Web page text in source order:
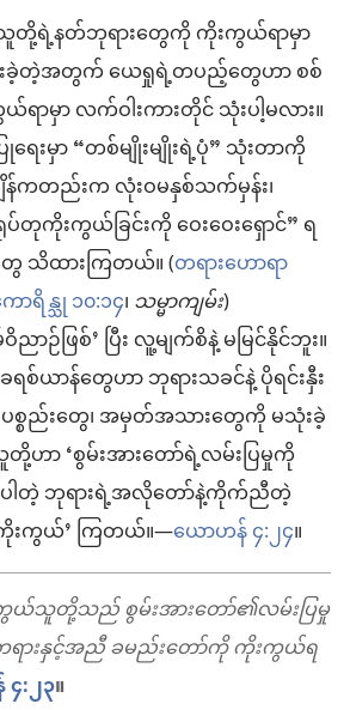
ရဲ့နတ်ဘုရားတွေကို ကိုးကွယ်ရာမှာ
းခဲ့တဲ့အတွက် ယေရှုရဲ့တပည့်တွေဟာ စစ်
ာမှာ လက်ဝါးကားတိုင် သုံးပါ့မလား။
ေးမှာ “တစ်မျိုးမျိုးရဲ့ပုံ” သုံးတာကို
န်ကတည်းက လုံးဝမနှစ်သက်မှန်း၊
တုကိုးကွယ်ခြင်းကို ဝေးဝေးရှောင်” ရ
သိထားကြတယ်။ (တရားဟောရာ
ာရိန္သု ၁၀:၁၄၊သမ္မာကျမ်း)
ာဉ်ဖြစ်’ ပြီး လူ့မျက်စိနဲ့ မမြင်နိုင်ဘူး။
ခရစ်ယာန်တွေဟာ ဘုရားသခင်နဲ့ ပိုရင်းနှီး
စ္စည်းတွေ၊ အမှတ်အသားတွေကို မသုံးခဲ့
ဟာ ‘စွမ်းအားတော်ရဲ့လမ်းပြမှုကို
မှာပါတဲ့ ဘုရားရဲ့အလိုတော်နဲ့ကိုက်ညီတဲ့
းကွယ်’ ကြတယ်။—ယောဟန် ၄:၂၄။
ယ်သူတို့သည် စွမ်းအားတော်၏လမ်းပြမှု
ားနှင့်အညီ ခမည်းတော်ကို ကိုးကွယ်ရ
:၂၃။